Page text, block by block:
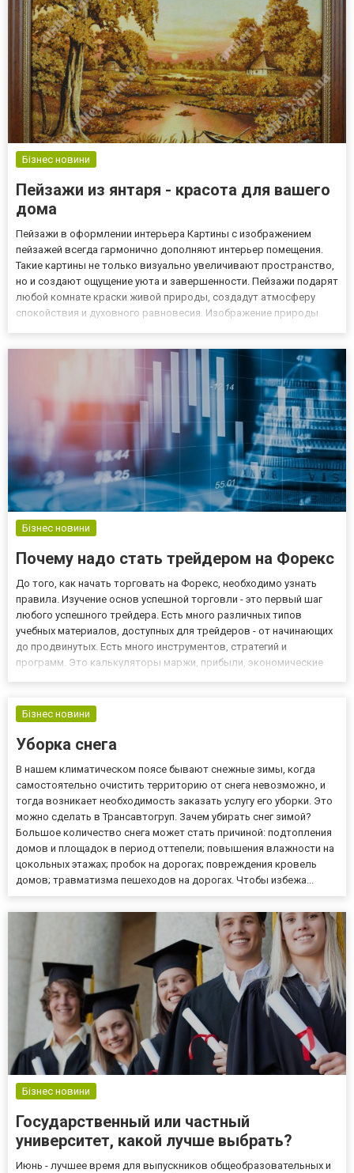
Бізнес новини
Пейзажи из янтаря - красота для вашего
дома
Пейзажи в оформлении интерьера Картины с изображением
пейзажей всегда гармонично дополняют интерьер помещения.
Такие картины не только визуально увеличивают пространство,
но и создают ощущение уюта и завершенности. Пейзажи подарят
любой комнате краски живой природы, создадут атмосферу
спокойствия и духовного равновесия. Изображение природы
Бізнес новини
Почему надо стать трейдером на Форекс
До того, как начать торговать на Форекс, необходимо узнать
правила. Изучение основ успешной торговли - это первый шаг
любого успешного трейдера. Есть много различных типов
учебных материалов, доступных для трейдеров - от начинающих
до продвинутых. Есть много инструментов, стратегий и
программ. Это калькуляторы маржи, прибыли, экономические
Бізнес новини
Уборка снега
В нашем климатическом поясе бывают снежные зимы, когда
самостоятельно очистить территорию от снега невозможно, и
тогда возникает необходимость заказать услугу его уборки. Это
можно сделать в Трансавтогруп. Зачем убирать снег зимой?
Большое количество снега может стать причиной: подтопления
домов и площадок в период оттепели; повышения влажности на
цокольных этажах; пробок на дорогах; повреждения кровель
домов; травматизма пешеходов на дорогах. Чтобы избежа...
Бізнес новини
Государственный или частный
университет, какой лучше выбрать?
Июнь - лучшее время для выпускников общеобразовательных и